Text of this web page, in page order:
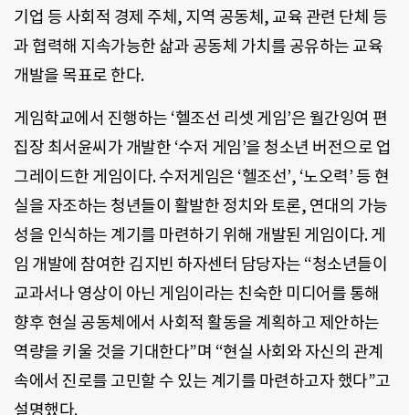
기업 등 사회적 경제 주체, 지역 공동체, 교육 관련 단체 등
과 협력해 지속가능한 삶과 공동체 가치를 공유하는 교육
개발을 목표로 한다.
게임학교에서 진행하는 ‘헬조선 리셋 게임’은 월간잉여 편
집장 최서윤씨가 개발한 ‘수저 게임’을 청소년 버전으로 업
그레이드한 게임이다. 수저게임은 ‘헬조선’, ‘노오력’ 등 현
실을 자조하는 청년들이 활발한 정치와 토론, 연대의 가능
성을 인식하는 계기를 마련하기 위해 개발된 게임이다. 게
임 개발에 참여한 김지빈 하자센터 담당자는 “청소년들이
교과서나 영상이 아닌 게임이라는 친숙한 미디어를 통해
향후 현실 공동체에서 사회적 활동을 계획하고 제안하는
역량을 키울 것을 기대한다”며 “현실 사회와 자신의 관계
속에서 진로를 고민할 수 있는 계기를 마련하고자 했다”고
설명했다.